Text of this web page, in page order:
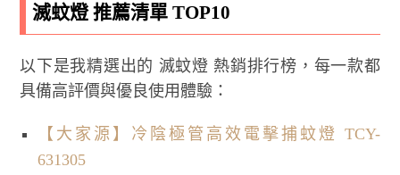
滅蚊燈 推薦清單 TOP10
以下是我精選出的 滅蚊燈 熱銷排行榜，每一款都
具備高評價與優良使用體驗：
【大家源】冷陰極管高效電擊捕蚊燈 TCY-
631305